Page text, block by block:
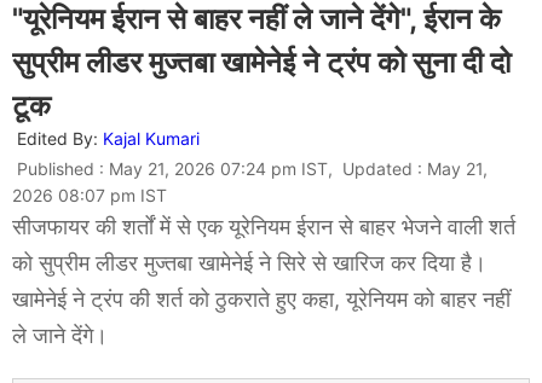
"यूरेनियम ईरान से बाहर नहीं ले जाने देंगे", ईरान के
सुप्रीम लीडर मुज्तबा खामेनेई ने ट्रंप को सुना दी दो
टूक
Edited By: Kajal Kumari
Published : May 21, 2026 07:24 pm IST, Updated : May 21,
2026 08:07 pm IST
सीजफायर की शर्तों में से एक यूरेनियम ईरान से बाहर भेजने वाली शर्त
को सुप्रीम लीडर मुज्तबा खामेनेई ने सिरे से खारिज कर दिया है।
खामेनेई ने ट्रंप की शर्त को ठुकराते हुए कहा, यूरेनियम को बाहर नहीं
ले जाने देंगे।